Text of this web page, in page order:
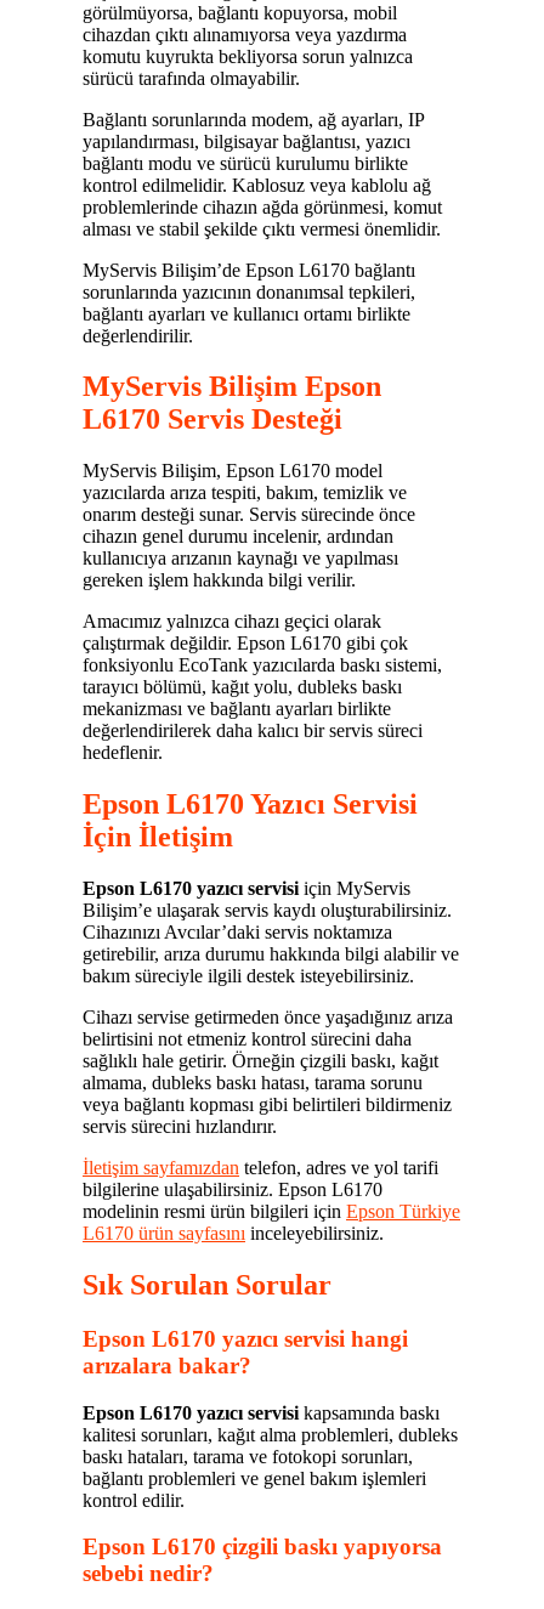
görülmüyorsa, bağlantı kopuyorsa, mobil
cihazdan çıktı alınamıyorsa veya yazdırma
komutu kuyrukta bekliyorsa sorun yalnızca
sürücü tarafında olmayabilir.
Bağlantı sorunlarında modem, ağ ayarları, IP
yapılandırması, bilgisayar bağlantısı, yazıcı
bağlantı modu ve sürücü kurulumu birlikte
kontrol edilmelidir. Kablosuz veya kablolu ağ
problemlerinde cihazın ağda görünmesi, komut
alması ve stabil şekilde çıktı vermesi önemlidir.
MyServis Bilişim’de Epson L6170 bağlantı
sorunlarında yazıcının donanımsal tepkileri,
bağlantı ayarları ve kullanıcı ortamı birlikte
değerlendirilir.
MyServis Bilişim Epson
L6170 Servis Desteği
MyServis Bilişim, Epson L6170 model
yazıcılarda arıza tespiti, bakım, temizlik ve
onarım desteği sunar. Servis sürecinde önce
cihazın genel durumu incelenir, ardından
kullanıcıya arızanın kaynağı ve yapılması
gereken işlem hakkında bilgi verilir.
Amacımız yalnızca cihazı geçici olarak
çalıştırmak değildir. Epson L6170 gibi çok
fonksiyonlu EcoTank yazıcılarda baskı sistemi,
tarayıcı bölümü, kağıt yolu, dubleks baskı
mekanizması ve bağlantı ayarları birlikte
değerlendirilerek daha kalıcı bir servis süreci
hedeflenir.
Epson L6170 Yazıcı Servisi
İçin İletişim
Epson L6170 yazıcı servisi için MyServis
Bilişim’e ulaşarak servis kaydı oluşturabilirsiniz.
Cihazınızı Avcılar’daki servis noktamıza
getirebilir, arıza durumu hakkında bilgi alabilir ve
bakım süreciyle ilgili destek isteyebilirsiniz.
Cihazı servise getirmeden önce yaşadığınız arıza
belirtisini not etmeniz kontrol sürecini daha
sağlıklı hale getirir. Örneğin çizgili baskı, kağıt
almama, dubleks baskı hatası, tarama sorunu
veya bağlantı kopması gibi belirtileri bildirmeniz
servis sürecini hızlandırır.
İletişim sayfamızdan telefon, adres ve yol tarifi
bilgilerine ulaşabilirsiniz. Epson L6170
modelinin resmi ürün bilgileri için Epson Türkiye
L6170 ürün sayfasını inceleyebilirsiniz.
Sık Sorulan Sorular
Epson L6170 yazıcı servisi hangi
arızalara bakar?
Epson L6170 yazıcı servisi kapsamında baskı
kalitesi sorunları, kağıt alma problemleri, dubleks
baskı hataları, tarama ve fotokopi sorunları,
bağlantı problemleri ve genel bakım işlemleri
kontrol edilir.
Epson L6170 çizgili baskı yapıyorsa
sebebi nedir?